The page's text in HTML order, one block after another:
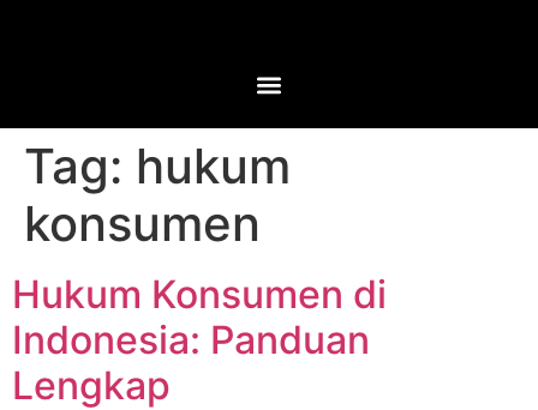
Tag: hukum
konsumen
Hukum Konsumen di
Indonesia: Panduan
Lengkap